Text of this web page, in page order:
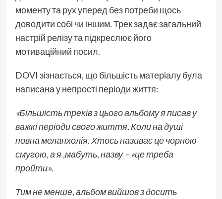
моменту та рух уперед без потреби щось
доводити собі чи іншим. Трек задає загальний
настрій релізу та підкреслює його
мотиваційний посил.
DOVI зізнається, що більшість матеріалу була
написана у непрості періоди життя:
«Більшість треків з цього альбому я писав у
важкі періоди свого життя. Коли на душі
повна меланхолія. Хтось називає це чорною
смугою, а я ,мабуть, назву – «це треба
пройти».
Тим не менше, альбом вийшов з досить